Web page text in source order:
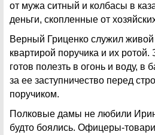
от мужа ситный и колбасы в
деньги, скопленные от
Верный Гриценко служил
квартирой поручика и их
готов полезть в огонь и воду,
за ее заступничество перед
поручиком.
Полковые дамы не любили
будто боялись. Офицеры-